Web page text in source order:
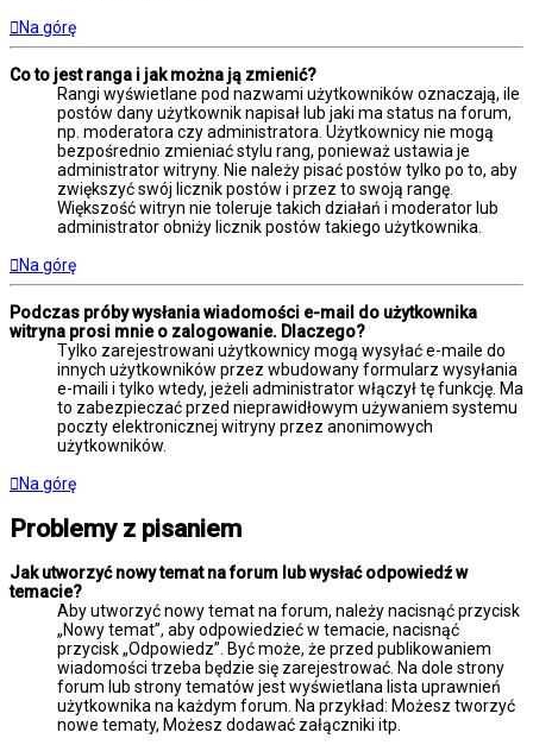
Na górę
Co to jest ranga i jak można ją zmienić?
Rangi wyświetlane pod nazwami użytkowników oznaczają, ile
postów dany użytkownik napisał lub jaki ma status na forum,
np. moderatora czy administratora. Użytkownicy nie mogą
bezpośrednio zmieniać stylu rang, ponieważ ustawia je
administrator witryny. Nie należy pisać postów tylko po to, aby
zwiększyć swój licznik postów i przez to swoją rangę.
Większość witryn nie toleruje takich działań i moderator lub
administrator obniży licznik postów takiego użytkownika.
Na górę
Podczas próby wysłania wiadomości e-mail do użytkownika
witryna prosi mnie o zalogowanie. Dlaczego?
Tylko zarejestrowani użytkownicy mogą wysyłać e-maile do
innych użytkowników przez wbudowany formularz wysyłania
e-maili i tylko wtedy, jeżeli administrator włączył tę funkcję. Ma
to zabezpieczać przed nieprawidłowym używaniem systemu
poczty elektronicznej witryny przez anonimowych
użytkowników.
Na górę
Problemy z pisaniem
Jak utworzyć nowy temat na forum lub wysłać odpowiedź w
temacie?
Aby utworzyć nowy temat na forum, należy nacisnąć przycisk
„Nowy temat”, aby odpowiedzieć w temacie, nacisnąć
przycisk „Odpowiedz”. Być może, że przed publikowaniem
wiadomości trzeba będzie się zarejestrować. Na dole strony
forum lub strony tematów jest wyświetlana lista uprawnień
użytkownika na każdym forum. Na przykład: Możesz tworzyć
nowe tematy, Możesz dodawać załączniki itp.